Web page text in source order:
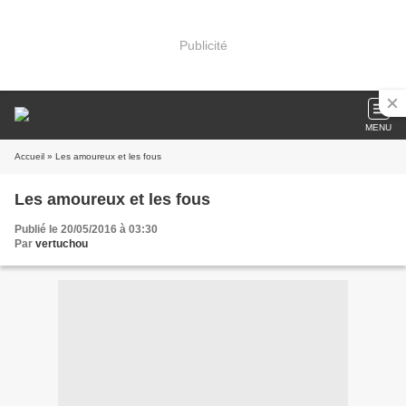
Publicité
MENU
Accueil » Les amoureux et les fous
Les amoureux et les fous
Publié le 20/05/2016 à 03:30
Par vertuchou